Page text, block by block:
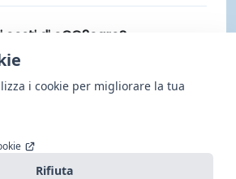
i cookie per migliorare la tua
Rifiuta
costi di eCO2care?
con VER OPZIONATI?
sui canali social